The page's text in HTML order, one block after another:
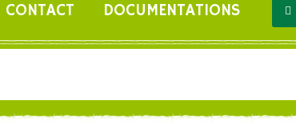
CONTACT DOCUMENTATIONS